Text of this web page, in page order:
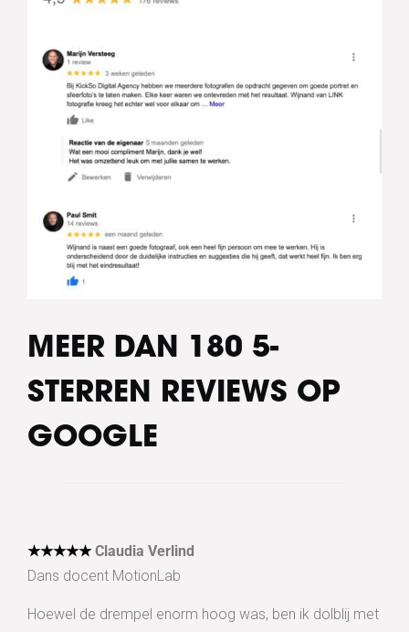
MEER DAN 180 5-
STERREN REVIEWS OP
GOOGLE
★★★★★Claudia Verlind
Dans docent MotionLab
Hoewel de drempel enorm hoog was, ben ik dolblij met